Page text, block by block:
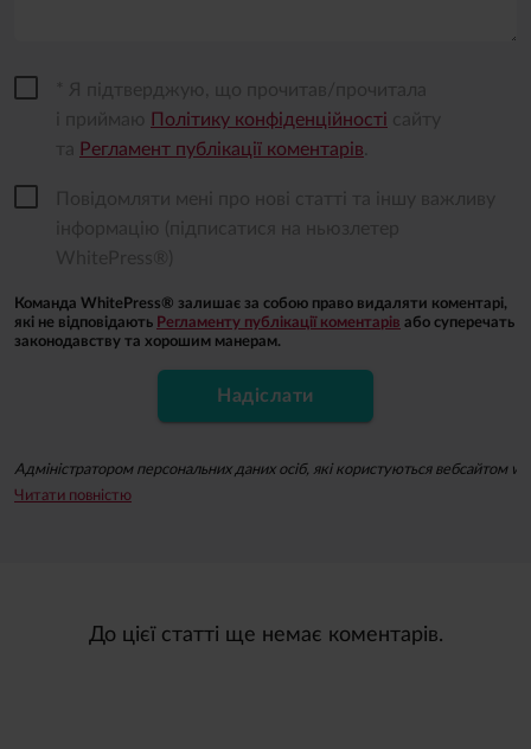
* Я підтверджую, що прочитав/прочитала
і приймаю Політику конфіденційності сайту
та
Регламент публікації коментарів
Повідомляти мені про нові статті та іншу важливу
інформацію (підписатися на ньюзлетер
WhitePress®)
Команда WhitePress® залишає за собою право видаляти коментарі,
які не відповідають Регламенту публікації коментарів або суперечать
законодавству та хорошим манерам.
Надіслати
Адміністратором персональних даних осіб, які користуються вебсайтом
Підписуючись на ньюзлетер, ви даєте згоду на надсилання вам за
Читати повністю
До цієї статті ще немає коментарів.